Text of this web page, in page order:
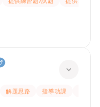
解題思路 指導功課